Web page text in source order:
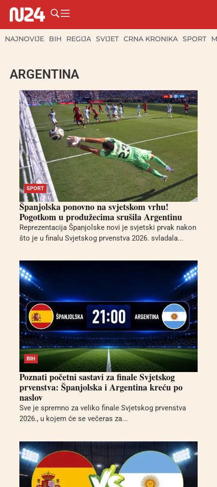
NAJNOVIJE BIH REGIJA SVIJET CRNA KRONIKA SPORT
ARGENTINA
SPORT
Španjolska ponovno na svjetskom vrhu!
Pogotkom u produžecima srušila Argentinu
Reprezentacija Španjolske novi je svjetski prvak nakon
što je u finalu Svjetskog prvenstva 2026. svladala...
BIH
Poznati početni sastavi za finale Svjetskog
prvenstva: Španjolska i Argentina kreću po
naslov
Sve je spremno za veliko finale Svjetskog prvenstva
2026., u kojem će se večeras za...